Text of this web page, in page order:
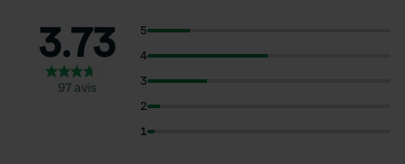
3.73
97 avis
5
4
3
2
1